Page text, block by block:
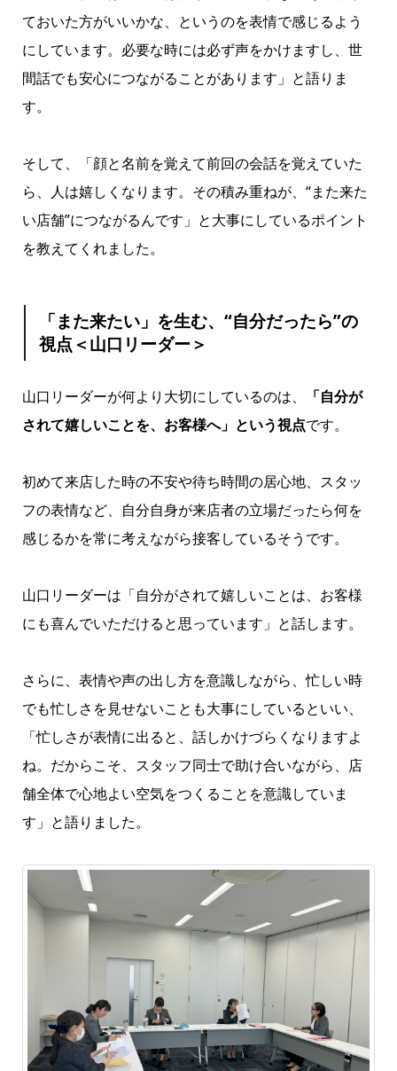
ておいた方がいいかな、というのを表情で感じるよう
にしています。必要な時には必ず声をかけますし、世
間話でも安心につながることがあります」と語りま
す。
そして、「顔と名前を覚えて前回の会話を覚えていた
ら、人は嬉しくなります。その積み重ねが、“また来た
い店舗”につながるんです」と大事にしているポイント
を教えてくれました。
「また来たい」を生む、“自分だったら”の
視点＜山口リーダー＞
山口リーダーが何より大切にしているのは、
「自分が
されて嬉しいことを、お客様へ」という視点です。
初めて来店した時の不安や待ち時間の居心地、スタッ
フの表情など、自分自身が来店者の立場だったら何を
感じるかを常に考えながら接客しているそうです。
山口リーダーは「自分がされて嬉しいことは、お客様
にも喜んでいただけると思っています」と話します。
さらに、表情や声の出し方を意識しながら、忙しい時
でも忙しさを見せないことも大事にしているといい、
「忙しさが表情に出ると、話しかけづらくなりますよ
ね。だからこそ、スタッフ同士で助け合いながら、店
舗全体で心地よい空気をつくることを意識していま
す」と語りました。